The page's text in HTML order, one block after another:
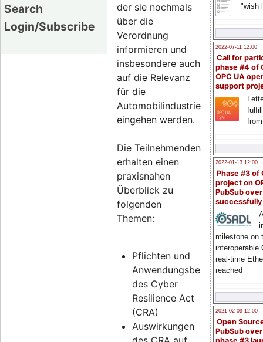
Search
Login/Subscribe
"wish
2022-07-11 12:00
Call for
phase #4 of
OPC UA
support
2022-01-13 12:00
Phase #3 of
project on
PubSub over
milestone on
interoperable
real-time
reached
2021-02-09 12:00
Open
PubSub
der sie nochmals
über die
Verordnung
informieren und
insbesondere auch
auf die Relevanz
für die
Automobilindustrie
eingehen werden.
Die Teilnehmenden
erhalten einen
praxisnahen
Überblick zu
folgenden
Themen:
Pflichten und
Anwendungsbereich
des Cyber
Resilience Act
(CRA)
Auswirkungen